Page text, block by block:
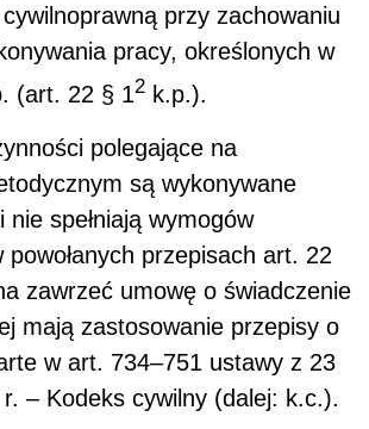
przy zachowaniu
pracy, określonych w
(art. 22 § 12 k.p.).
polegające na
są wykonywane
nie spełniają wymogów
powołanych przepisach art. 22
zawrzeć umowę o świadczenie
mają zastosowanie przepisy o
w art. 734–751 ustawy z 23
– Kodeks cywilny (dalej: k.c.).